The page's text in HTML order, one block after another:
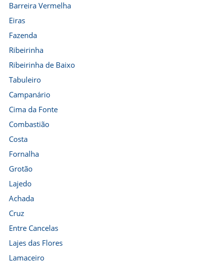
Barreira Vermelha
Eiras
Fazenda
Ribeirinha
Ribeirinha de Baixo
Tabuleiro
Campanário
Cima da Fonte
Combastião
Costa
Fornalha
Grotão
Lajedo
Achada
Cruz
Entre Cancelas
Lajes das Flores
Lamaceiro